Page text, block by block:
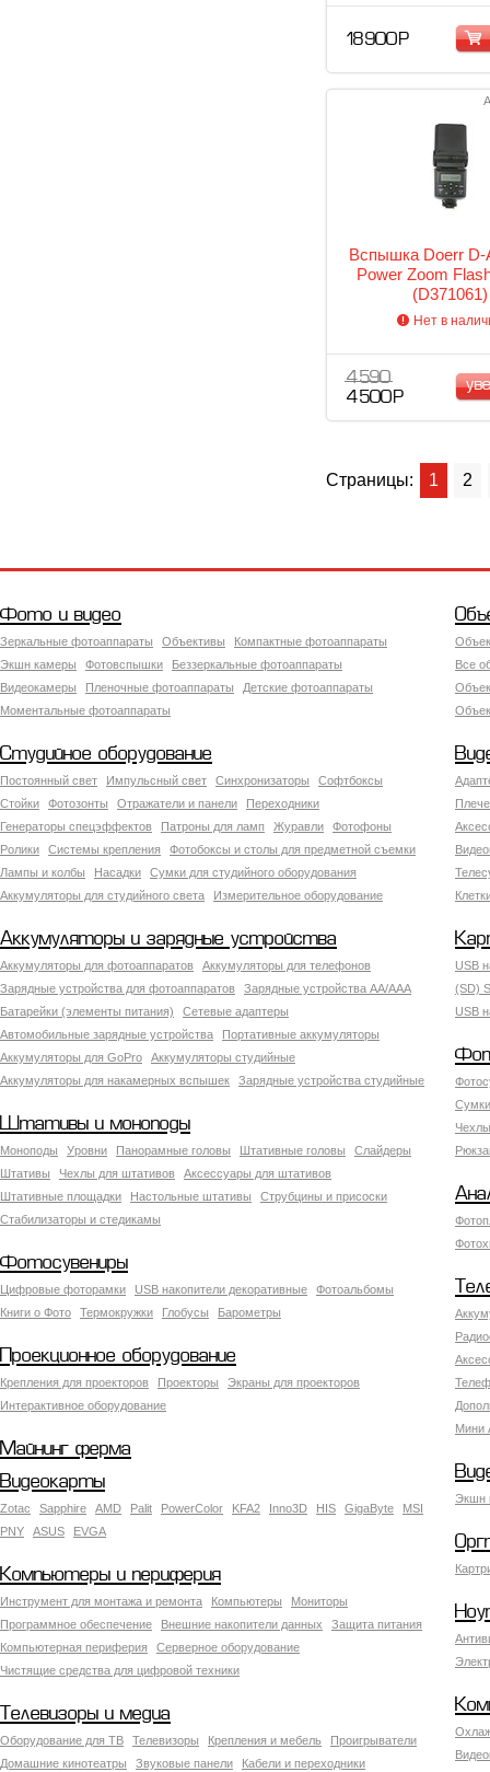
18 900 Р
Вспышка Doerr D-
Power Zoom
(D371061)
Нет в
4 590
4 500 Р
Страницы: 1 2
Фото и видео
Зеркальные фотоаппараты Объективы
Компактные фотоаппараты
Экшн камеры
Фотовспышки
Беззеркальные фотоаппараты
Видеокамеры
Пленочные фотоаппараты
Детские фотоаппараты
Моментальные фотоаппараты
Все
Студийное оборудование
Постоянный свет Импульсный свет Синхронизаторы
Софтбоксы
Стойки
Фотозонты Отражатели и панели
Переходники
Генераторы спецэффектов
Патроны для ламп Журавли
Фотофоны
Ролики
Системы крепления
Фотобоксы и столы для предметной съемки
Лампы и колбы
Насадки
Сумки для студийного оборудования
Аккумуляторы для студийного света
Измерительное оборудование
Аккумуляторы и зарядные устройства
Аккумуляторы для фотоаппаратов
Аккумуляторы для телефонов
Зарядные устройства для фотоаппаратов
Зарядные устройства AA/AAA
Батарейки (элементы питания)
Сетевые адаптеры
Автомобильные зарядные устройства
Портативные аккумуляторы
Аккумуляторы для GoPro
Аккумуляторы студийные
Аккумуляторы для накамерных вспышек
Зарядные устройства студийные
USB
(SD)
USB
Штативы и моноподы
Моноподы Уровни Панорамные головы Штативные головы
Слайдеры
Штативы
Чехлы для штативов
Аксессуары для штативов
Штативные площадки
Настольные штативы
Струбцины и присоски
Стабилизаторы и стедикамы
Фотосувениры
Цифровые фоторамки USB накопители декоративные
Фотоальбомы
Книги о Фото
Термокружки Глобусы Барометры
Мини
Проекционное оборудование
Крепления для проекторов Проекторы
Экраны для проекторов
Интерактивное оборудование
Майнинг ферма
Экшн
Видеокарты
Zotac Sapphire AMD Palit PowerColor KFA2 Inno3D HIS GigaByte
MSI
PNY
ASUS EVGA
Компьютеры и периферия
Инструмент для монтажа и ремонта Компьютеры
Мониторы
Программное обеспечение
Внешние накопители данных
Защита питания
Компьютерная периферия
Серверное оборудование
Чистящие средства для цифровой техники
Телевизоры и медиа
Оборудование для ТВ Телевизоры Крепления и мебель
Проигрыватели
Домашние кинотеатры
Звуковые панели Кабели и переходники